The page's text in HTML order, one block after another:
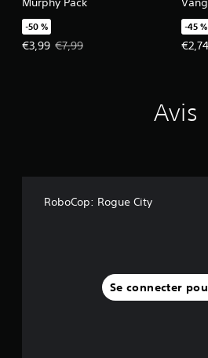
-50 %
€3,99
Prix de l'offre : €3,99 Prix initial :
€7,99
-45 %
€2,74
Prix
Avis
RoboCop: Rogue City
Se connecter